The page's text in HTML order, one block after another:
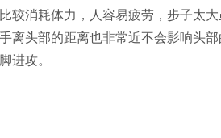
较消耗体力，人容易疲劳，步子太
离头部的距离也非常近不会影响头
进攻。